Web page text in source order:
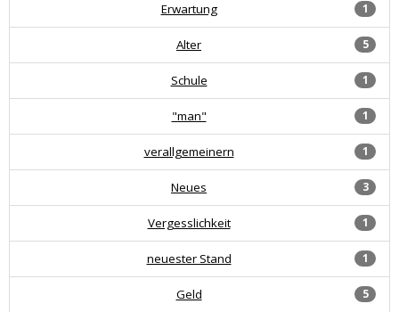
1
Erwartung
5
Alter
1
Schule
1
"man"
1
verallgemeinern
3
Neues
1
Vergesslichkeit
1
neuester Stand
5
Geld